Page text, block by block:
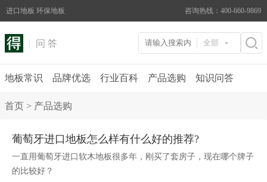
进口地板 环保地板 咨询热线：400-660-9869
问 答 全部
地板常识 品牌优选 行业百科 产品选购 知识问答
首页 > 产品选购
葡萄牙进口地板怎么样有什么好的推荐?
一直用葡萄牙进口软木地板很多年，刚买了套房子，现在哪个牌子
的比较好？